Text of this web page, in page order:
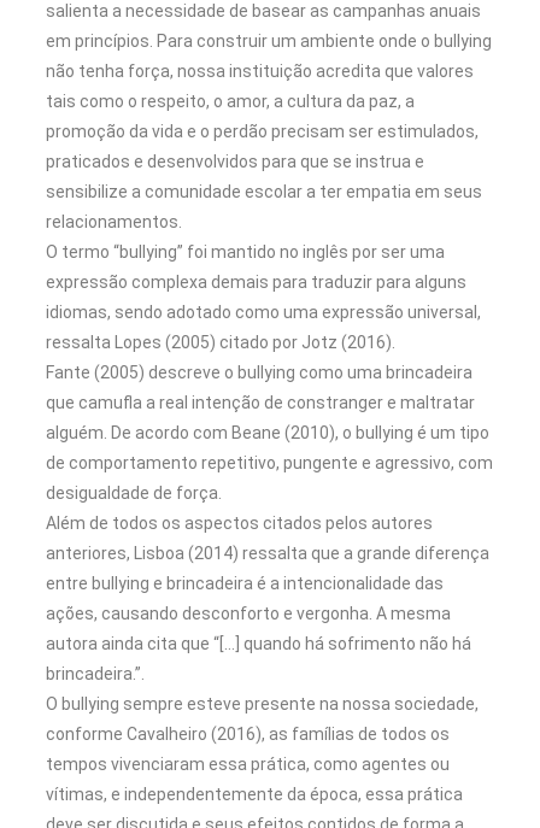
salienta a necessidade de basear as campanhas anuais
em princípios. Para construir um ambiente onde o bullying
não tenha força, nossa instituição acredita que valores
tais como o respeito, o amor, a cultura da paz, a
promoção da vida e o perdão precisam ser estimulados,
praticados e desenvolvidos para que se instrua e
sensibilize a comunidade escolar a ter empatia em seus
relacionamentos.
O termo “bullying” foi mantido no inglês por ser uma
expressão complexa demais para traduzir para alguns
idiomas, sendo adotado como uma expressão universal,
ressalta Lopes (2005) citado por Jotz (2016).
Fante (2005) descreve o bullying como uma brincadeira
que camufla a real intenção de constranger e maltratar
alguém. De acordo com Beane (2010), o bullying é um tipo
de comportamento repetitivo, pungente e agressivo, com
desigualdade de força.
Além de todos os aspectos citados pelos autores
anteriores, Lisboa (2014) ressalta que a grande diferença
entre bullying e brincadeira é a intencionalidade das
ações, causando desconforto e vergonha. A mesma
autora ainda cita que “[…] quando há sofrimento não há
brincadeira.”.
O bullying sempre esteve presente na nossa sociedade,
conforme Cavalheiro (2016), as famílias de todos os
tempos vivenciaram essa prática, como agentes ou
vítimas, e independentemente da época, essa prática